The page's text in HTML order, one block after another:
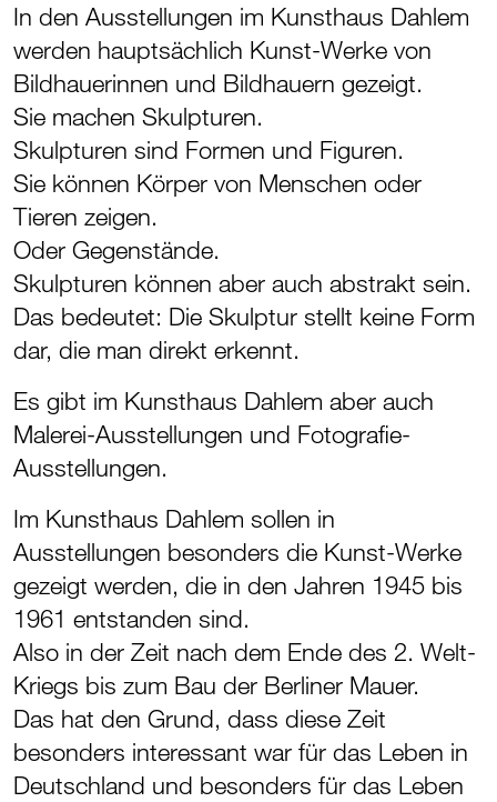
In den Ausstellungen im Kunsthaus Dahlem
werden hauptsächlich Kunst-Werke von
Bildhauerinnen und Bildhauern gezeigt.
Sie machen Skulpturen.
Skulpturen sind Formen und Figuren.
Sie können Körper von Menschen oder
Tieren zeigen.
Oder Gegenstände.
Skulpturen können aber auch abstrakt sein.
Das bedeutet: Die Skulptur stellt keine Form
dar, die man direkt erkennt.
Es gibt im Kunsthaus Dahlem aber auch
Malerei-Ausstellungen und Fotografie-
Ausstellungen.
Im Kunsthaus Dahlem sollen in
Ausstellungen besonders die Kunst-Werke
gezeigt werden, die in den Jahren 1945 bis
1961 entstanden sind.
Also in der Zeit nach dem Ende des 2. Welt-
Kriegs bis zum Bau der Berliner Mauer.
Das hat den Grund, dass diese Zeit
besonders interessant war für das Leben in
Deutschland und besonders für das Leben